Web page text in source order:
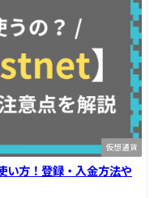
仮想通貨
方！登録・入金方法や